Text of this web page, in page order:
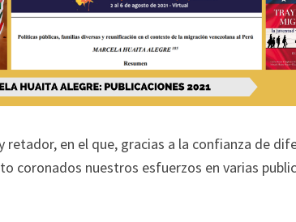
retador, en el que, gracias a la confianza de
coronados nuestros esfuerzos en varias